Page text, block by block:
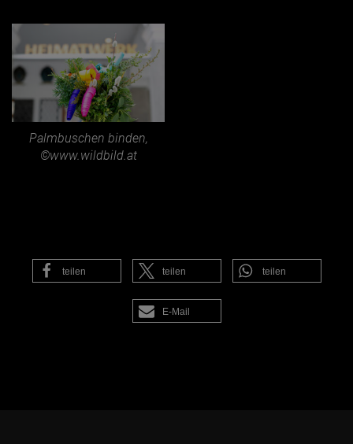
Palmbuschen binden,
©www.wildbild.at
teilen teilen teilen
E-Mail